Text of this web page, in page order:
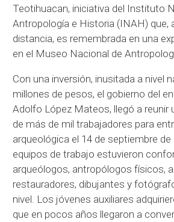
Teotihuacan, iniciativa del Instituto
Antropología e Historia (INAH) que,
distancia, es remembrada en una
en el Museo Nacional de
Con una inversión, inusitada a nivel
millones de pesos, el gobierno del
Adolfo López Mateos, llegó a reunir
de más de mil trabajadores para
arqueológica el 14 de septiembre
equipos de trabajo estuvieron
arqueólogos, antropólogos físicos,
restauradores, dibujantes y
nivel. Los jóvenes auxiliares
que en pocos años llegaron a